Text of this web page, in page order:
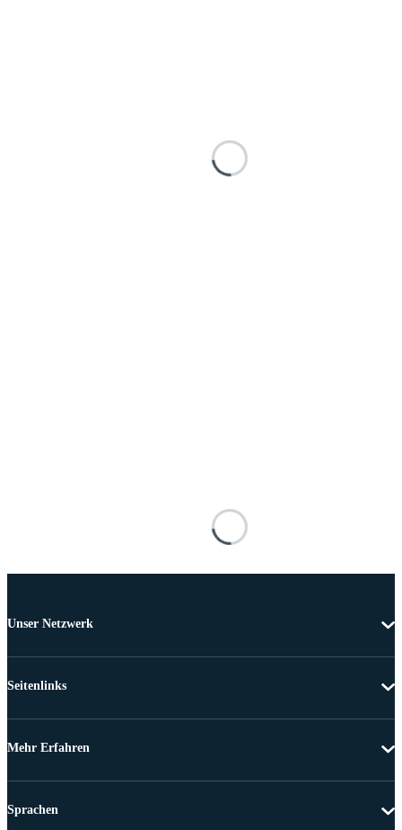
Unser Netzwerk
Seitenlinks
Mehr Erfahren
Sprachen